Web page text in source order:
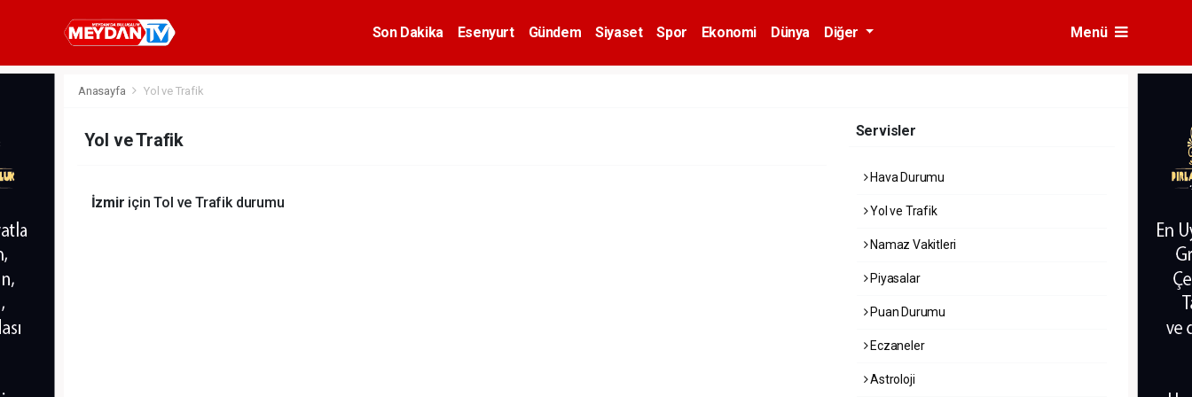
Son Dakika Esenyurt Gündem Siyaset Spor Ekonomi Dünya Diğer Menü
Anasayfa Yol ve Trafik
Yol ve Trafik
İzmir için Tol ve Trafik durumu
Servisler
Hava Durumu
Yol ve Trafik
Namaz Vakitleri
Piyasalar
Puan Durumu
Eczaneler
Astroloji